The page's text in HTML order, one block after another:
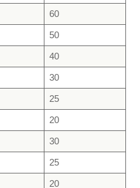
60
50
40
30
25
20
30
25
20